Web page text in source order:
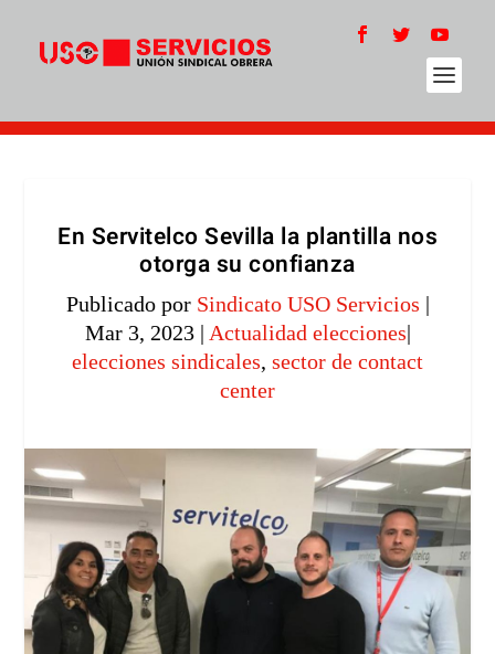
En Servitelco Sevilla la plantilla nos
otorga su confianza
Publicado por Sindicato USO Servicios |
Mar 3, 2023| Actualidad elecciones|
elecciones sindicales, sector de contact
center